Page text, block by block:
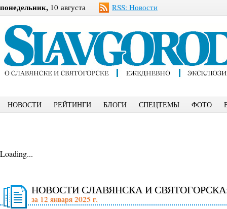
понедельник, 10 августа RSS: Новости
НОВОСТИ РЕЙТИНГИ БЛОГИ СПЕЦТЕМЫ ФОТО
Loading...
НОВОСТИ СЛАВЯНСКА И
за 12 января 2025 г.